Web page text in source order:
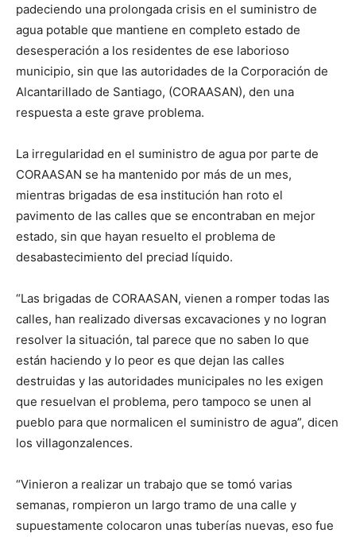
padeciendo una prolongada crisis en el suministro de
agua potable que mantiene en completo estado de
desesperación a los residentes de ese laborioso
municipio, sin que las autoridades de la Corporación de
Alcantarillado de Santiago, (CORAASAN), den una
respuesta a este grave problema.
La irregularidad en el suministro de agua por parte de
CORAASAN se ha mantenido por más de un mes,
mientras brigadas de esa institución han roto el
pavimento de las calles que se encontraban en mejor
estado, sin que hayan resuelto el problema de
desabastecimiento del preciad líquido.
“Las brigadas de CORAASAN, vienen a romper todas las
calles, han realizado diversas excavaciones y no logran
resolver la situación, tal parece que no saben lo que
están haciendo y lo peor es que dejan las calles
destruidas y las autoridades municipales no les exigen
que resuelvan el problema, pero tampoco se unen al
pueblo para que normalicen el suministro de agua”, dicen
los villagonzalences.
“Vinieron a realizar un trabajo que se tomó varias
semanas, rompieron un largo tramo de una calle y
supuestamente colocaron unas tuberías nuevas, eso fue